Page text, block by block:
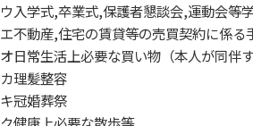
ウ入学式,卒業式,保護者懇談会,運動会等
エ不動産,住宅の賃貸等の売買契約に係る
オ日常生活上必要な買い物（本人が同伴
カ理髪整容
キ冠婚葬祭